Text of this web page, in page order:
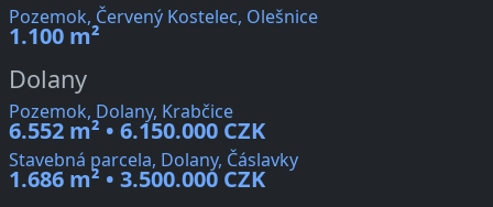
Pozemok, Červený Kostelec, Olešnice
1.100 m²
Dolany
Pozemok, Dolany, Krabčice
6.552 m² • 6.150.000 CZK
Stavebná parcela, Dolany, Čáslavky
1.686 m² • 3.500.000 CZK